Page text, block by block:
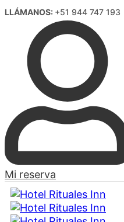
LLÁMANOS: +51 944 747 193
Mi reserva